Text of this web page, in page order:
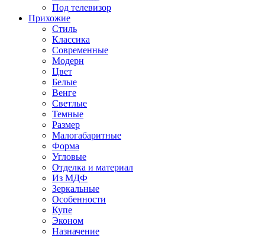
Под телевизор
Прихожие
Стиль
Классика
Современные
Модерн
Цвет
Белые
Венге
Светлые
Темные
Размер
Малогабаритные
Форма
Угловые
Отделка и материал
Из МДФ
Зеркальные
Особенности
Купе
Эконом
Назначение